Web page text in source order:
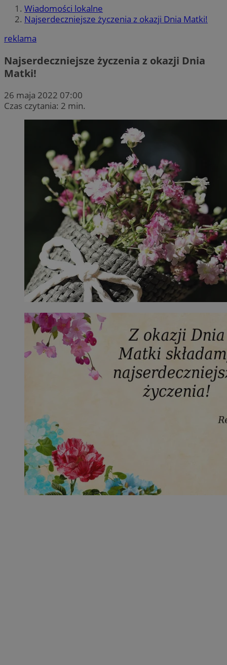
Wiadomości lokalne
Najserdeczniejsze życzenia z okazji Dnia Matki!
reklama
Najserdeczniejsze życzenia z okazji Dnia
Matki!
26 maja 2022 07:00
Czas czytania: 2 min.